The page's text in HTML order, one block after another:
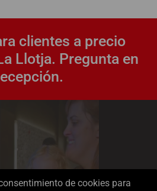
clientes a precio
Llotja. Pregunta en
de cookies para